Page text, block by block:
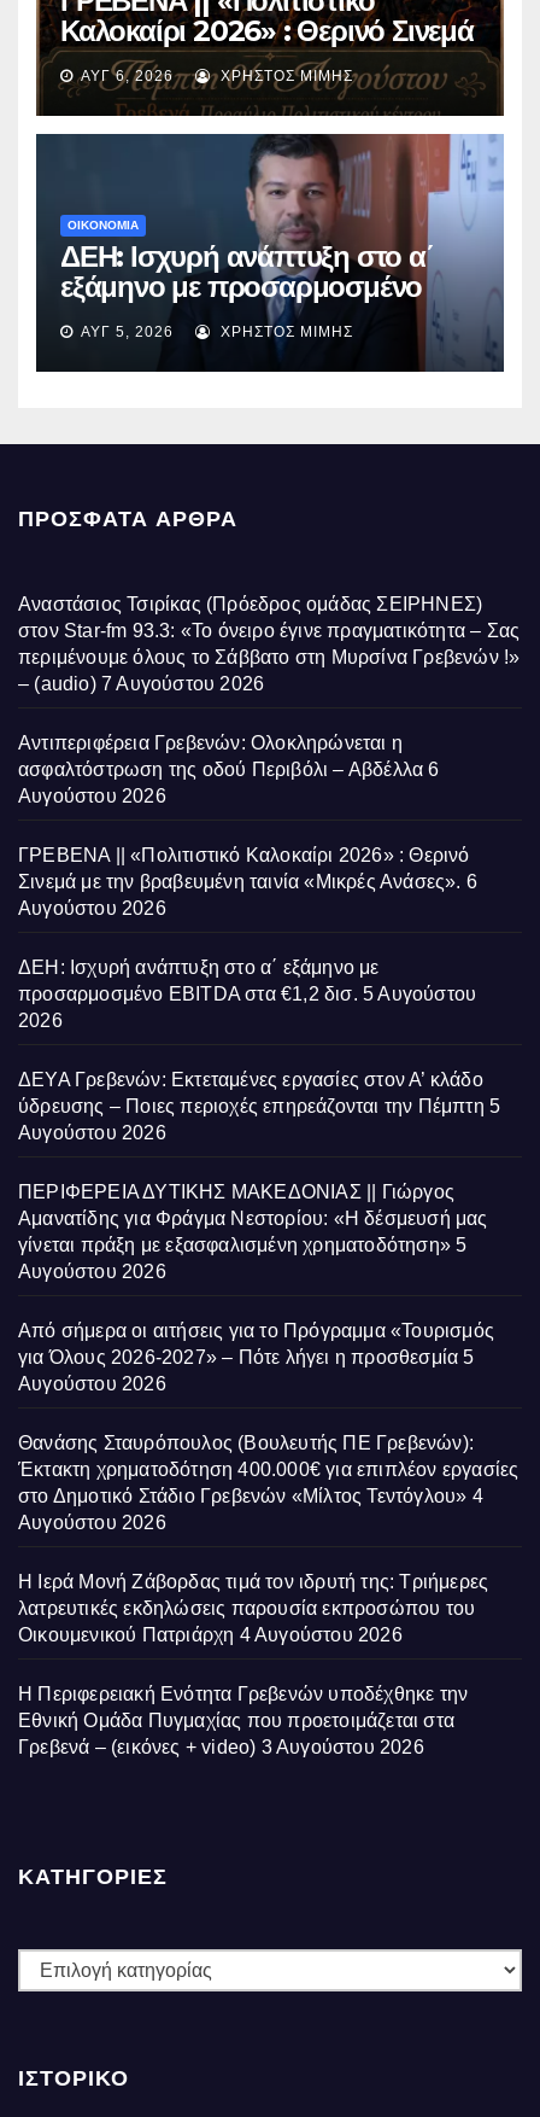
Καλοκαίρι 2026» : Θερινό Σινεμά
με την βραβευμένη ταινία
«Μικρές Ανάσες».
ΑΥΓ 6, 2026 ΧΡΉΣΤΟΣ ΜΊΜΗΣ
ΟΙΚΟΝΟΜΙΑ
ΔΕΗ: Ισχυρή ανάπτυξη στο α΄
εξάμηνο με προσαρμοσμένο
EBITDA στα €1,2 δισ.
ΑΥΓ 5, 2026 ΧΡΉΣΤΟΣ ΜΊΜΗΣ
ΠΡΌΣΦΑΤΑ ΆΡΘΡΑ
Αναστάσιος Τσιρίκας (Πρόεδρος ομάδας ΣΕΙΡΗΝΕΣ)
στον Star-fm 93.3: «Το όνειρο έγινε πραγματικότητα – Σας
περιμένουμε όλους το Σάββατο στη Μυρσίνα Γρεβενών !»
– (audio) 7 Αυγούστου 2026
Αντιπεριφέρεια Γρεβενών: Ολοκληρώνεται η
ασφαλτόστρωση της οδού Περιβόλι – Αβδέλλα 6
Αυγούστου 2026
ΓΡΕΒΕΝΑ || «Πολιτιστικό Καλοκαίρι 2026» : Θερινό
Σινεμά με την βραβευμένη ταινία «Μικρές Ανάσες». 6
Αυγούστου 2026
ΔΕΗ: Ισχυρή ανάπτυξη στο α΄ εξάμηνο με
προσαρμοσμένο EBITDA στα €1,2 δισ. 5 Αυγούστου
2026
ΔΕΥΑ Γρεβενών: Εκτεταμένες εργασίες στον Α’ κλάδο
ύδρευσης – Ποιες περιοχές επηρεάζονται την Πέμπτη 5
Αυγούστου 2026
ΠΕΡΙΦΕΡΕΙΑ ΔΥΤΙΚΗΣ ΜΑΚΕΔΟΝΙΑΣ || Γιώργος
Αμανατίδης για Φράγμα Νεστορίου: «Η δέσμευσή μας
γίνεται πράξη με εξασφαλισμένη χρηματοδότηση» 5
Αυγούστου 2026
Από σήμερα οι αιτήσεις για το Πρόγραμμα «Τουρισμός
για Όλους 2026-2027» – Πότε λήγει η προσθεσμία 5
Αυγούστου 2026
Θανάσης Σταυρόπουλος (Βουλευτής ΠΕ Γρεβενών):
Έκτακτη χρηματοδότηση 400.000€ για επιπλέον εργασίες
στο Δημοτικό Στάδιο Γρεβενών «Μίλτος Τεντόγλου» 4
Αυγούστου 2026
Η Ιερά Μονή Ζάβορδας τιμά τον ιδρυτή της: Τριήμερες
λατρευτικές εκδηλώσεις παρουσία εκπροσώπου του
Οικουμενικού Πατριάρχη 4 Αυγούστου 2026
Η Περιφερειακή Ενότητα Γρεβενών υποδέχθηκε την
Εθνική Ομάδα Πυγμαχίας που προετοιμάζεται στα
Γρεβενά – (εικόνες + video) 3 Αυγούστου 2026
ΚΑΤΗΓΟΡΙΕΣ
ΚΑΤΗΓΟΡΙΕΣ
ΙΣΤΟΡΙΚΌ